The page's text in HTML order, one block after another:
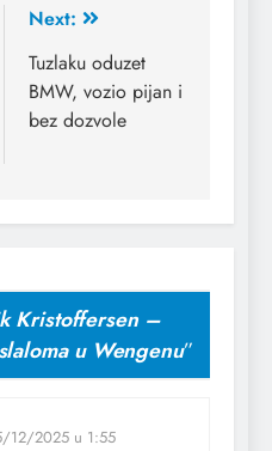
Next:
Tuzlaku oduzet
BMW, vozio pijan i
bez dozvole
Kristoffersen –
u Wengenu”
12/2025 u 1:55